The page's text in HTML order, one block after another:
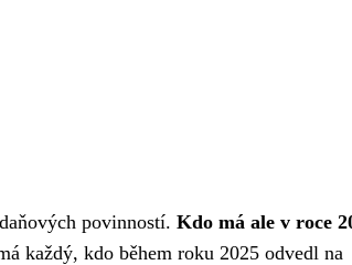
povinností. Kdo má ale v roce
každý, kdo během roku 2025 odvedl na